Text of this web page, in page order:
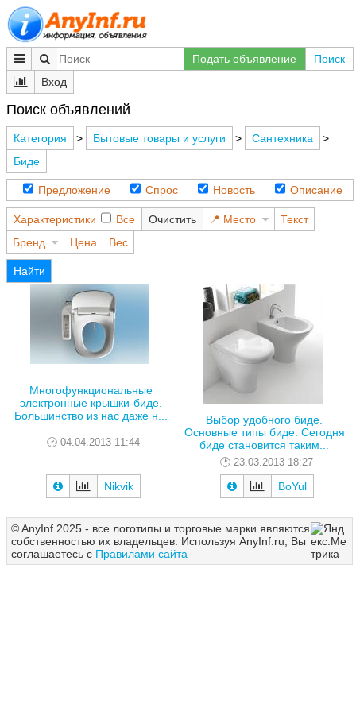
Подать объявление
Поиск
Вход
Поиск объявлений
Категория > Бытовые товары и услуги > Сантехника
>
Биде
Предложение Спрос Новость Описание
Характеристики Все Очистить Место
Текст
Бренд
Цена Вес
Найти
Многофункциональные
электронные крышки-биде.
Большинство из нас даже н...
04.04.2013 11:44
Nikvik
Выбор удобного биде.
Основные типы биде. Сегодня
биде становится таким...
23.03.2013 18:27
BoYul
© AnyInf 2025 - все логотипы и торговые марки являются
собственностью их владельцев. Используя AnyInf.ru, Вы
соглашаетесь с Правилами сайта